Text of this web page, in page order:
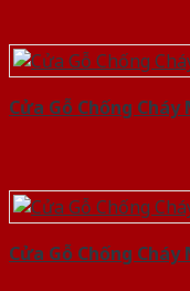
Cửa Gỗ Chống Cháy
Cửa Gỗ Chống Cháy